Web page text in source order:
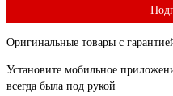
Оригинальные товары с
Установите мобильное
всегда была под рукой